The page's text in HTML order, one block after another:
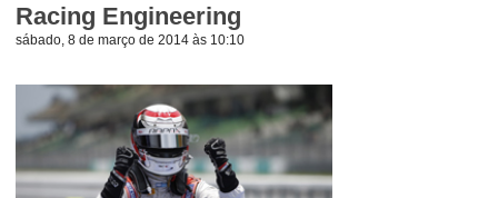
Racing Engineering
sábado, 8 de março de 2014 às 10:10